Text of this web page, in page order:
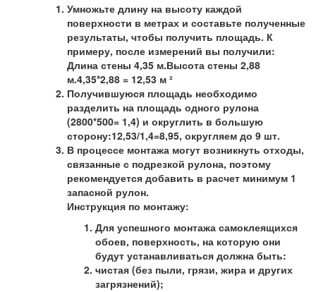
Умножьте длину на высоту каждой
поверхности в метрах и составьте полученные
результаты, чтобы получить площадь. К
примеру, после измерений вы получили:
Длина стены 4,35 м.Высота стены 2,88
м.4,35*2,88 = 12,53 м ²
Получившуюся площадь необходимо
разделить на площадь одного рулона
(2800*500= 1,4) и округлить в большую
сторону:12,53/1,4=8,95, округляем до 9 шт.
В процессе монтажа могут возникнуть отходы,
связанные с подрезкой рулона, поэтому
рекомендуется добавить в расчет минимум 1
запасной рулон.
Инструкция по монтажу:
Для успешного монтажа самоклеящихся
обоев, поверхность, на которую они
будут устанавливаться должна быть:
чистая (без пыли, грязи, жира и других
загрязнений);